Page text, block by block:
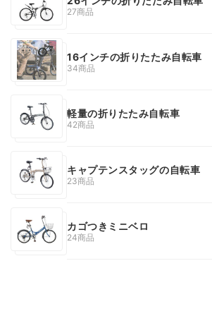
27商品
16インチの折りたたみ自転車
34商品
軽量の折りたたみ自転車
42商品
キャプテンスタッグの自転車
23商品
カゴつきミニベロ
24商品